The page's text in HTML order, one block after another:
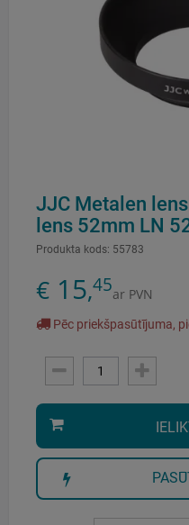
JJC Metalen
lens 52mm LN
Produkta kods: 55783
€ 15,45ar PVN
Pēc priekšpasūtījuma,